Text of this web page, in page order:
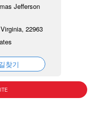
Jefferson
22963
찾기